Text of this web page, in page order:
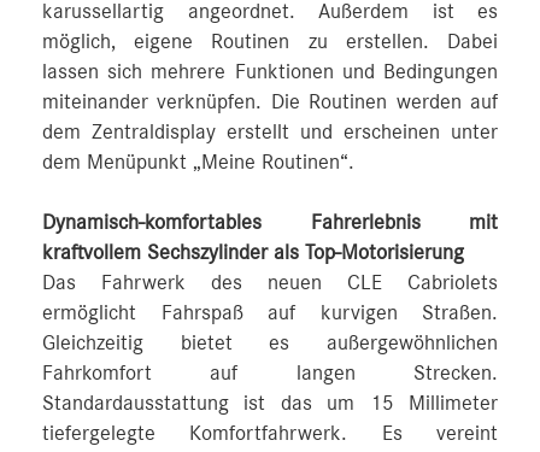
karussellartig angeordnet. Außerdem ist es
möglich, eigene Routinen zu erstellen. Dabei
lassen sich mehrere Funktionen und Bedingungen
miteinander verknüpfen. Die Routinen werden auf
dem Zentraldisplay erstellt und erscheinen unter
dem Menüpunkt „Meine Routinen“.
Dynamisch-komfortables Fahrerlebnis mit
kraftvollem Sechszylinder als Top-Motorisierung
Das Fahrwerk des neuen CLE Cabriolets
ermöglicht Fahrspaß auf kurvigen Straßen.
Gleichzeitig bietet es außergewöhnlichen
Fahrkomfort auf langen Strecken.
Standardausstattung ist das um 15 Millimeter
tiefergelegte Komfortfahrwerk. Es vereint